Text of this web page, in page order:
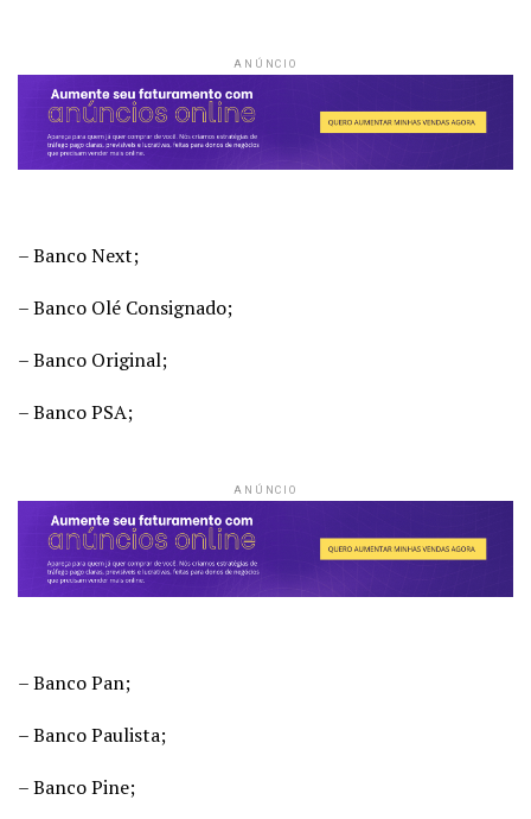
ANÚNCIO
– Banco Next;
– Banco Olé Consignado;
– Banco Original;
– Banco PSA;
ANÚNCIO
– Banco Pan;
– Banco Paulista;
– Banco Pine;